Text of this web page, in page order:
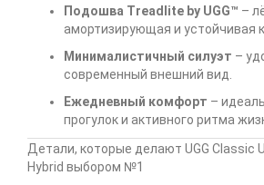
Подошва Treadlite by UGG™ –
амортизирующая и устойчивая
Минималистичный силуэт –
современный внешний вид.
Ежедневный комфорт –
прогулок и активного ритма
Детали, которые делают UGG Classic
Hybrid выбором №1